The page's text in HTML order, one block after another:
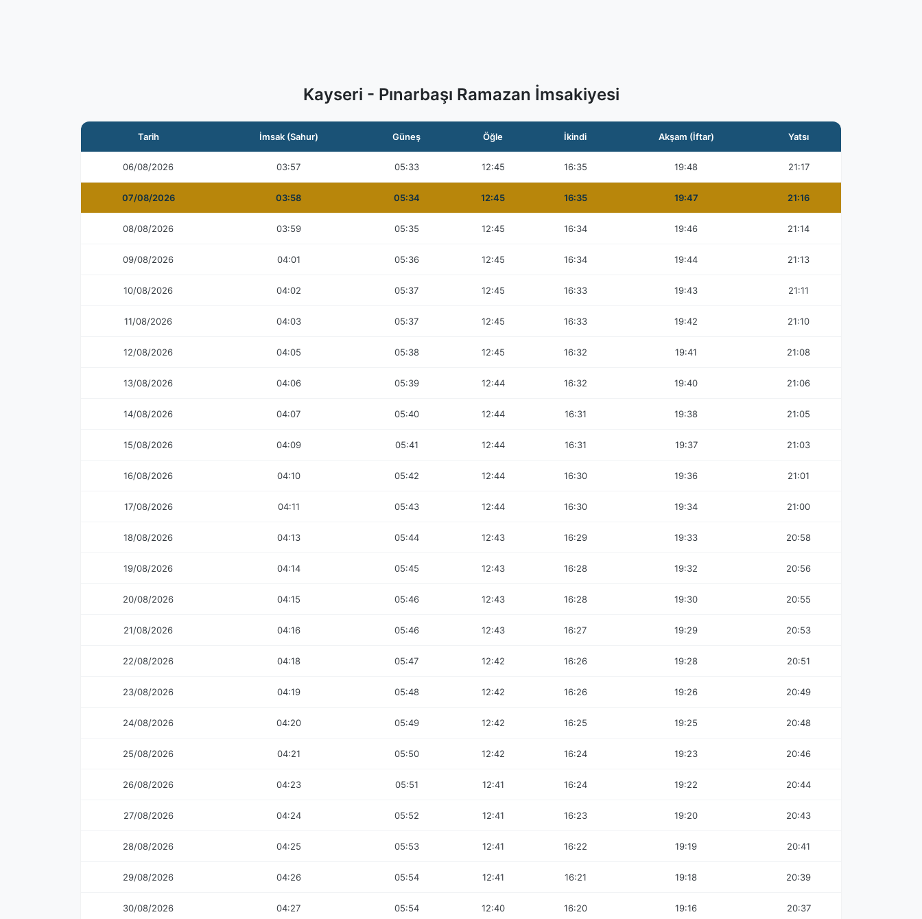
Kayseri - Pınarbaşı Ramazan İmsakiyesi
Tarih İmsak (Sahur) Güneş Öğle İkindi Akşam (İftar) Yatsı
06/08/2026 03:57 05:33 12:45 16:35 19:48 21:17
07/08/2026 03:58 05:34 12:45 16:35 19:47 21:16
08/08/2026 03:59 05:35 12:45 16:34 19:46 21:14
09/08/2026 04:01 05:36 12:45 16:34 19:44 21:13
10/08/2026 04:02 05:37 12:45 16:33 19:43 21:11
11/08/2026 04:03 05:37 12:45 16:33 19:42 21:10
12/08/2026 04:05 05:38 12:45 16:32 19:41 21:08
13/08/2026 04:06 05:39 12:44 16:32 19:40 21:06
14/08/2026 04:07 05:40 12:44 16:31 19:38 21:05
15/08/2026 04:09 05:41 12:44 16:31 19:37 21:03
16/08/2026 04:10 05:42 12:44 16:30 19:36 21:01
17/08/2026 04:11 05:43 12:44 16:30 19:34 21:00
18/08/2026 04:13 05:44 12:43 16:29 19:33 20:58
19/08/2026 04:14 05:45 12:43 16:28 19:32 20:56
20/08/2026 04:15 05:46 12:43 16:28 19:30 20:55
21/08/2026 04:16 05:46 12:43 16:27 19:29 20:53
22/08/2026 04:18 05:47 12:42 16:26 19:28 20:51
23/08/2026 04:19 05:48 12:42 16:26 19:26 20:49
24/08/2026 04:20 05:49 12:42 16:25 19:25 20:48
25/08/2026 04:21 05:50 12:42 16:24 19:23 20:46
26/08/2026 04:23 05:51 12:41 16:24 19:22 20:44
27/08/2026 04:24 05:52 12:41 16:23 19:20 20:43
28/08/2026 04:25 05:53 12:41 16:22 19:19 20:41
29/08/2026 04:26 05:54 12:41 16:21 19:18 20:39
30/08/2026 04:27 05:54 12:40 16:20 19:16 20:37